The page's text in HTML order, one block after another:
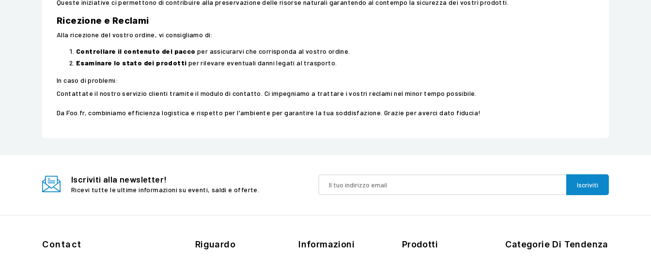
Queste iniziative ci permettono di contribuire alla preservazione delle risorse naturali garantendo al contempo la sicurezza dei vostri prodotti.
Ricezione e Reclami
Alla ricezione del vostro ordine, vi consigliamo di:
Controllare il contenuto del pacco per assicurarvi che corrisponda al vostro ordine.
Esaminare lo stato dei prodotti per rilevare eventuali danni legati al trasporto.
In caso di problemi:
Contattate il nostro servizio clienti tramite il modulo di contatto . Ci impegniamo a trattare i vostri reclami nel minor tempo possibile.
Da Foo.fr, combiniamo efficienza logistica e rispetto per l'ambiente per garantire la tua soddisfazione. Grazie per averci dato fiducia!
Iscriviti alla newsletter!
Ricevi tutte le ultime informazioni su eventi, saldi e offerte.
Contact Riguardo Informazioni Prodotti Categorie Di Tendenza